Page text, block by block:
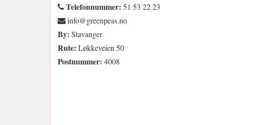
Telefonnummer: 51 53 22 23
on.saepneerg@ofni
By: Stavanger
Rute: Løkkeveien 50
Postnummer: 4008